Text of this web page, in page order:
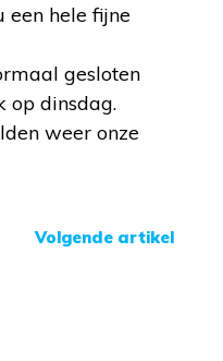
een hele fijne
gesloten
op dinsdag.
weer onze
Volgende artikel